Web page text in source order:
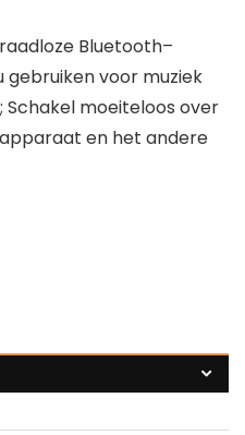
Bluetooth–
gebruiken voor muziek
Schakel moeiteloos over
en het andere